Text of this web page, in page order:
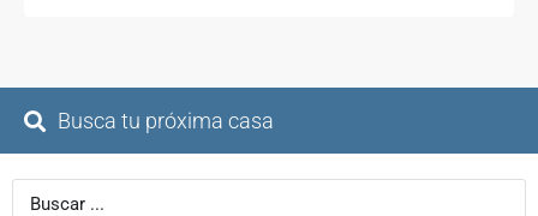
Busca tu próxima casa